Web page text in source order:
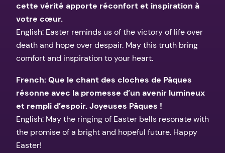
cette vérité apporte réconfort et inspiration à
votre cœur.
English: Easter reminds us of the victory of life over
death and hope over despair. May this truth bring
comfort and inspiration to your heart.
French: Que le chant des cloches de Pâques
résonne avec la promesse d’un avenir lumineux
et rempli d’espoir. Joyeuses Pâques !
English: May the ringing of Easter bells resonate with
the promise of a bright and hopeful future. Happy
Easter!